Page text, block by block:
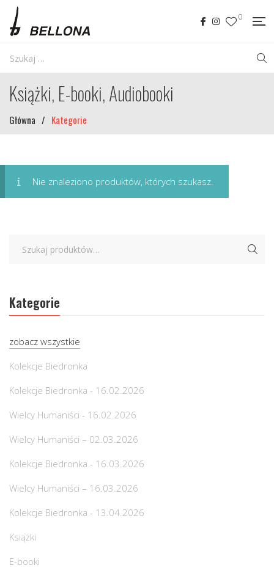
0
Książki, E-booki, Audiobooki
Główna / Kategorie
Nie znaleziono produktów, których szukasz.
Kategorie
zobacz wszystkie
Kolekcje Biedronka
Kolekcje Biedronka - 16.02.2026
Wielcy Humaniści - 16.02.2026
Wielcy Humaniści – 02.03.2026
Kolekcje Biedronka - 16.03.2026
Wielcy Humaniści – 16.03.2026
Kolekcje Biedronka - 13.04.2026
Książki
E-booki